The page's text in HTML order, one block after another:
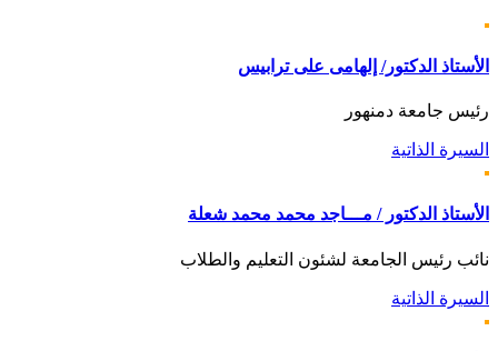
الأستاذ الدكتور/ إلهامى على ترابيس
رئيس جامعة دمنهور
السيرة الذاتية
الأستاذ الدكتور / مـــاجد محمد محمد شعلة
نائب رئيس الجامعة لشئون التعليم والطلاب
السيرة الذاتية